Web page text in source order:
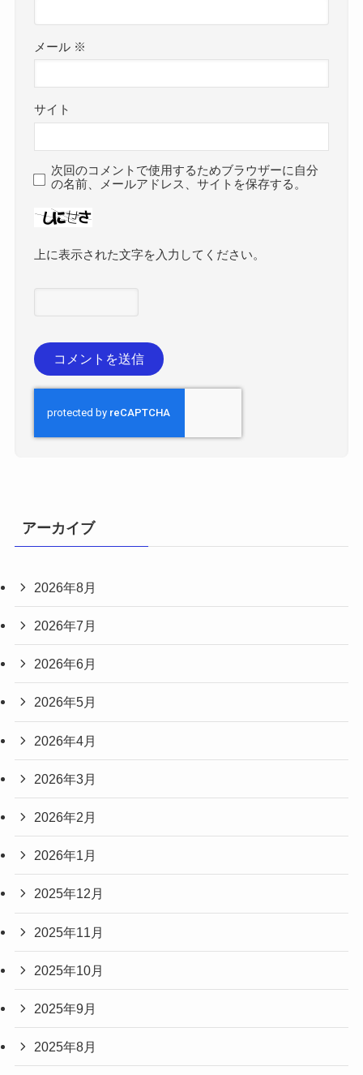
メール ※
サイト
次回のコメントで使用するためブラウザーに自分
の名前、メールアドレス、サイトを保存する。
上に表示された文字を入力してください。
アーカイブ
2026年8月
2026年7月
2026年6月
2026年5月
2026年4月
2026年3月
2026年2月
2026年1月
2025年12月
2025年11月
2025年10月
2025年9月
2025年8月